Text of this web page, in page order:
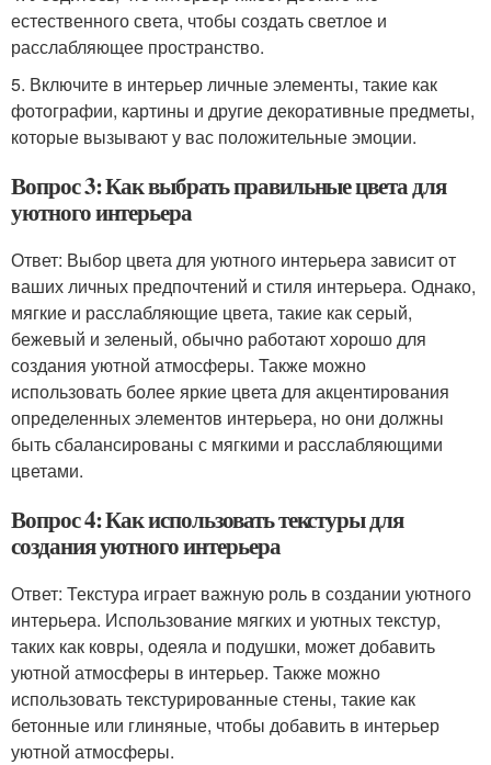
естественного света, чтобы создать светлое и
расслабляющее пространство.
5. Включите в интерьер личные элементы, такие как
фотографии, картины и другие декоративные предметы,
которые вызывают у вас положительные эмоции.
Вопрос 3: Как выбрать правильные цвета для
уютного интерьера
Ответ: Выбор цвета для уютного интерьера зависит от
ваших личных предпочтений и стиля интерьера. Однако,
мягкие и расслабляющие цвета, такие как серый,
бежевый и зеленый, обычно работают хорошо для
создания уютной атмосферы. Также можно
использовать более яркие цвета для акцентирования
определенных элементов интерьера, но они должны
быть сбалансированы с мягкими и расслабляющими
цветами.
Вопрос 4: Как использовать текстуры для
создания уютного интерьера
Ответ: Текстура играет важную роль в создании уютного
интерьера. Использование мягких и уютных текстур,
таких как ковры, одеяла и подушки, может добавить
уютной атмосферы в интерьер. Также можно
использовать текстурированные стены, такие как
бетонные или глиняные, чтобы добавить в интерьер
уютной атмосферы.